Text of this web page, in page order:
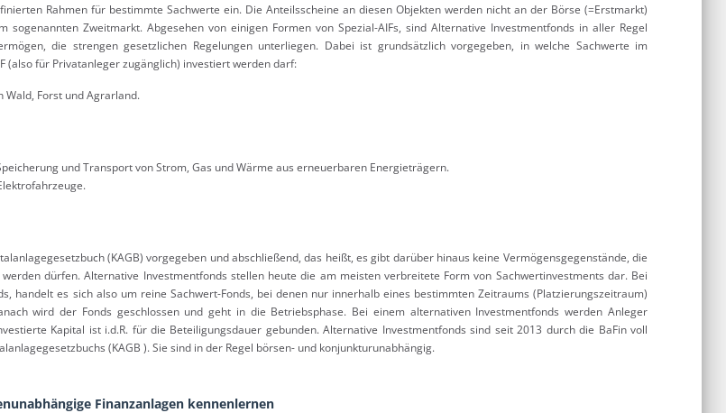
Rahmen für bestimmte Sachwerte ein. Die Anteilsscheine an diesen Objekten werden nicht an der Börse (=Erstmarkt)
sogenannten Zweitmarkt. Abgesehen von einigen Formen von Spezial-AIFs, sind Alternative Investmentfonds in aller Regel
die strengen gesetzlichen Regelungen unterliegen. Dabei ist grundsätzlich vorgegeben, in welche Sachwerte im
(also für Privatanleger zugänglich) investiert werden darf:
Wald, Forst und Agrarland.
und Transport von Strom, Gas und Wärme aus erneuerbaren Energieträgern.
(KAGB) vorgegeben und abschließend, das heißt, es gibt darüber hinaus keine Vermögensgegenstände, die
werden dürfen. Alternative Investmentfonds stellen heute die am meisten verbreitete Form von Sachwertinvestments dar. Bei
handelt es sich also um reine Sachwert-Fonds, bei denen nur innerhalb eines bestimmten Zeitraums (Platzierungszeitraum)
wird der Fonds geschlossen und geht in die Betriebsphase. Bei einem alternativen Investmentfonds werden Anleger
Kapital ist i.d.R. für die Beteiligungsdauer gebunden. Alternative Investmentfonds sind seit 2013 durch die BaFin voll
(KAGB ). Sie sind in der Regel börsen- und konjunkturunabhängig.
Finanzanlagen kennenlernen